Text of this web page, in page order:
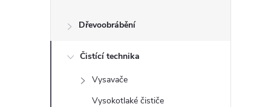
r
Dřevoobrábění
Čistící technika
Vysavače
Vysokotlaké čističe